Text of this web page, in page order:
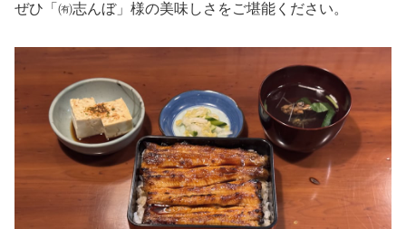
ぜひ「㈲志んぼ」様の美味しさをご堪能ください。